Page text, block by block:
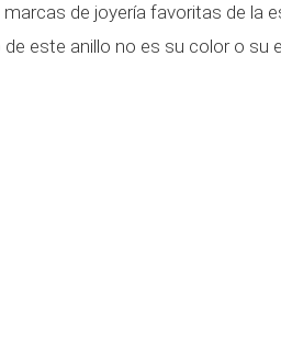
marcas de joyería favoritas de la
este anillo no es su color o su